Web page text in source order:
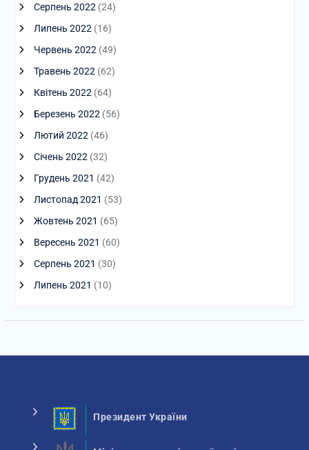
Серпень 2022 (24)
Липень 2022 (16)
Червень 2022 (49)
Травень 2022 (62)
Квітень 2022 (64)
Березень 2022 (56)
Лютий 2022 (46)
Січень 2022 (32)
Грудень 2021 (42)
Листопад 2021 (53)
Жовтень 2021 (65)
Вересень 2021 (60)
Серпень 2021 (30)
Липень 2021 (10)
Президент України